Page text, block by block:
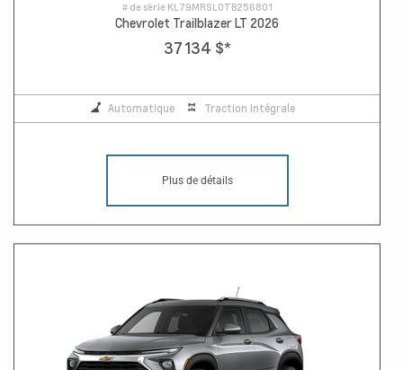
# de série KL79MRSL0TB256801
Chevrolet Trailblazer LT 2026
37 134 $*
Automatique Traction Intégrale
Plus de détails